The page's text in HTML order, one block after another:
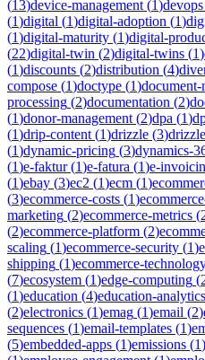
(13)device-management (1)devops
(1)digital (1)digital-adoption (1)
(1)digital-maturity (1)digital-
(22)digital-twin (2)digital-twins (1)
(1)discounts (2)distribution (4)
compose (1)doctype (1)document-
processing (2)documentation (2)
(1)donor-management (2)dpa (1)
(1)drip-content (1)drizzle (3)
(1)dynamic-pricing (3)dynamics-
(1)e-faktur(1)e-fatura (1)e-
(1)ebay (3)ec2 (1)ecm (1)
(3)ecommerce-costs (1)
marketing (2)ecommerce-metrics (
(2)ecommerce-platform (2)
scaling (1)ecommerce-security (1)
shipping (1)ecommerce-
(7)ecosystem (1)edge-computing (
(1)education (4)education-analytics
(2)electronics (1)emag (1)email (2)
sequences (1)email-templates (1)
(5)embedded-apps (1)emissions (1)